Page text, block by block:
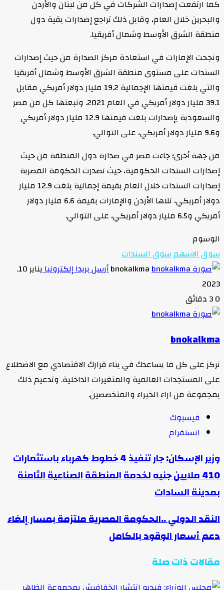
كما ارتفعت إصدارات الشركات في كل من لبنان والأردن
والبحرين خلال العام، وقابل ذلك تراجع إصدارات بقية دول
منطقة الشرق الأوسط وشمال أفريقيا.
ونجحت الإمارات في استعادة مركز الصدارة من حيث إصدارات
السندات على مستوى منطقة الشرق الأوسط وشمال أفريقيا
والتي بلغت قيمتها الإجمالية 19.2 مليار دولار أمريكي مقابل
39.1 مليار دولار أمريكي في العام 2021. وتبعتها كل من مصر
والسعودية بإصدارات بلغت قيمتها 12.9 مليار دولار أمريكي
و9.6 مليار دولار أمريكي، على التوالي.
من جهة أخرى؛ جاءت مصر في صدارة دول المنطقة من حيث
إصدارات السندات الحكومية، حيث تصدرت الحكومة المصرية
إصدارات السندات خلال العام بقيمة إجمالية بلغت 12.9 مليار
دولار أمريكي، تلاها الأردن والإمارات بقيمة 6.6 مليار دولار
أمريكي و6.5 مليار دولار أمريكي، على التوالي.
الوسوم
سوق الاسهمسوق السندات
bnokalkmaأرسل بريدا إلكترونيا
يناير 10,
2023
0
bnokalkma
نركز على كل ما يساعدك في بناء قرارك الاقتصادي مع الاضطلاع
على المستجدات العالمية والمتغيرات الداخلية. وتدعيم ذلك
بمجموعة من اراء الخبراء والمتخصصين.
فيسبوك
انستقرام
وزير الإسكان: جار تنفيذ 4 خطوط كهرباء باستثمارات
410 ملايين جنيه لخدمة المنطقة الصناعية الثامنة
بمدينة السادات
النقد الدولي ..الحكومة المصرية ملتزمة بمسار إلغاء
دعم أسعار الوقود بالكامل
مقالات ذات صلة